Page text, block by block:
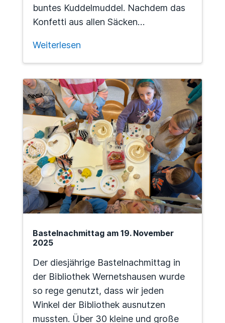
buntes Kuddelmuddel. Nachdem das
Konfetti aus allen Säcken…
Weiterlesen
Bastelnachmittag am 19. November
2025
Der diesjährige Bastelnachmittag in
der Bibliothek Wernetshausen wurde
so rege genutzt, dass wir jeden
Winkel der Bibliothek ausnutzen
mussten. Über 30 kleine und große